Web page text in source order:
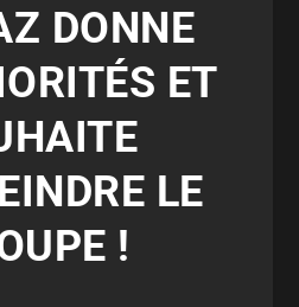
DONNE
ET
LE
!